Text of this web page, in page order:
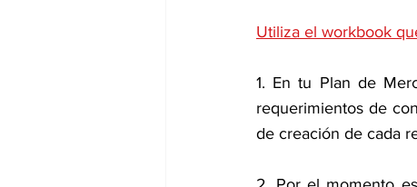
Utiliza el workbook
1. En tu Plan de
requerimientos de
de creación de cada